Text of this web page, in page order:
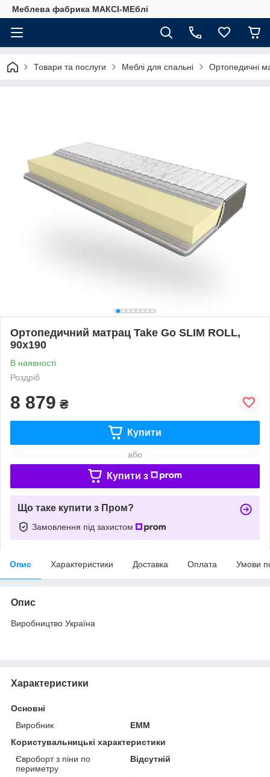
Меблева фабрика МАКСІ-МЕблі
Товари та послуги Меблі для спальні Ортопедичні
Ортопедичний матрац Take Go SLIM ROLL,
90х190
В наявності
Роздріб
8 879 ₴
Купити
або
Купити з
Що таке купити з Пром?
Замовлення під захистом
Опис Характеристики Доставка Оплата Умови
Опис
Виробництво Україна
Характеристики
Основні
Виробник
ЕММ
Користувальницькі характеристики
Євроборт з піни по
периметру
Відсутній